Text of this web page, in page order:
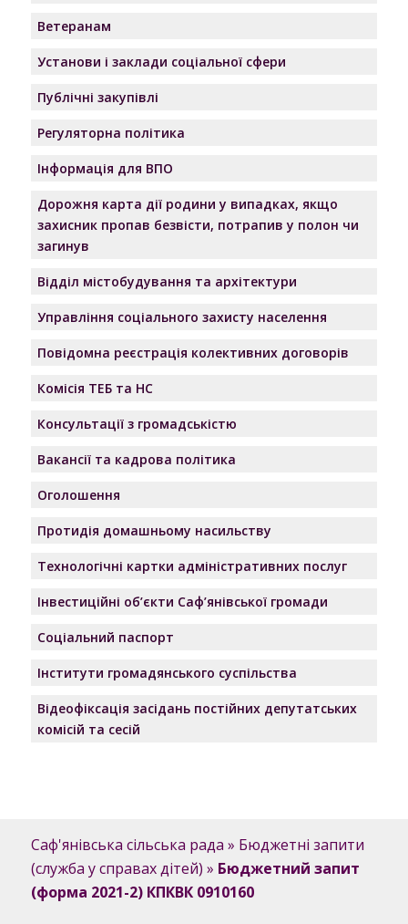
Ветеранам
Установи і заклади соціальної сфери
Публічні закупівлі
Регуляторна політика
Інформація для ВПО
Дорожня карта дії родини у випадках, якщо
захисник пропав безвісти, потрапив у полон чи
загинув
Відділ містобудування та архітектури
Управління соціального захисту населення
Повідомна реєстрація колективних договорів
Комісія ТЕБ та НС
Консультації з громадськістю
Вакансії та кадрова політика
Оголошення
Протидія домашньому насильству
Технологічні картки адміністративних послуг
Інвестиційні об’єкти Саф’янівської громади
Соціальний паспорт
Інститути громадянського суспільства
Відеофіксація засідань постійних депутатських
комісій та сесій
Саф'янівська сільська рада » Бюджетні запити
(служба у справах дітей) » Бюджетний запит
(форма 2021-2) КПКВК 0910160